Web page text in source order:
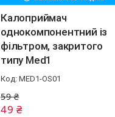
Калоприймач
однокомпонентний із
фільтром, закритого
типу Med1
MED1-OS01
59 ₴
49 ₴